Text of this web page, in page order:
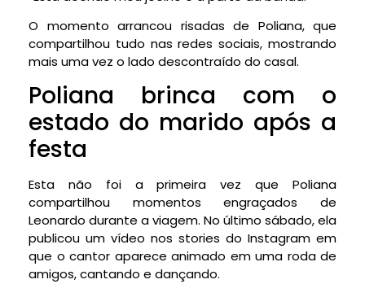
O momento arrancou risadas de Poliana, que
compartilhou tudo nas redes sociais, mostrando
mais uma vez o lado descontraído do casal.
Poliana brinca com o
estado do marido após a
festa
Esta não foi a primeira vez que Poliana
compartilhou momentos engraçados de
Leonardo durante a viagem. No último sábado, ela
publicou um vídeo nos stories do Instagram em
que o cantor aparece animado em uma roda de
amigos, cantando e dançando.